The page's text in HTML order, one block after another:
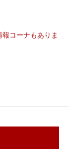
コーナもありま